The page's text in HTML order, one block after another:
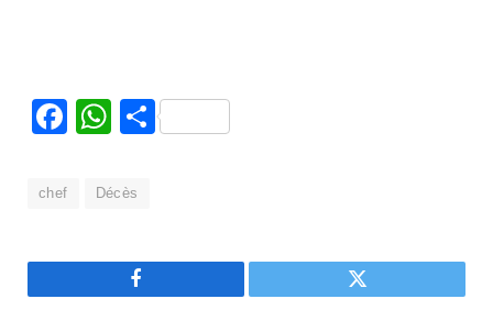
Facebook
WhatsApp
Partager
chef Décès
Facebook Twitter